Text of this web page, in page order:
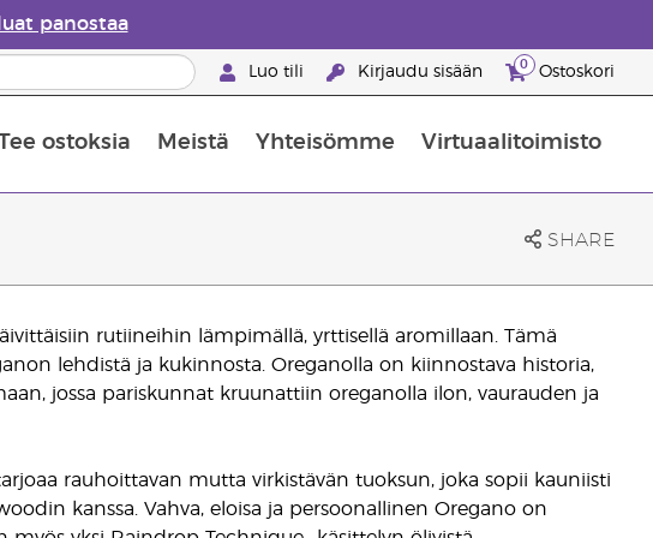
panostaa
Luo tili Kirjaudu sisään 0 Ostoskori
Tee ostoksia Meistä Yhteisömme Virtuaalitoimisto
SHARE
rutiineihin lämpimällä, yrttisellä aromillaan. Tämä
lehdistä ja kukinnosta. Oreganolla on kiinnostava historia,
jossa pariskunnat kruunattiin oreganolla ilon, vaurauden ja
rauhoittavan mutta virkistävän tuoksun, joka sopii kauniisti
kanssa. Vahva, eloisa ja persoonallinen Oregano on